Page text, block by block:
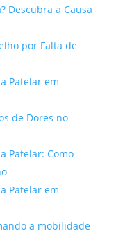
Descubra a Causa
por Falta de
Patelar em
de Dores no
Patelar: Como
Patelar em
a mobilidade